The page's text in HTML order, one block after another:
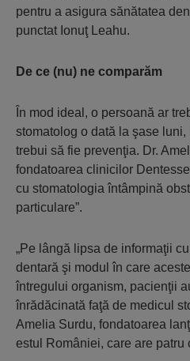
pentru a asigura sănătatea
punctat Ionuţ Leahu.
De ce (nu) ne comparăm
În mod ideal, o persoană ar
stomatolog o dată la şase
trebui să fie prevenţia. Dr.
fondatoarea clinicilor
cu stomatologia întâmpină
particulare”.
„Pe lângă lipsa de informaţii
dentară şi modul în care
întregului organism, pacienţii
înrădăcinată faţă de medicul
Amelia Surdu, fondatoarea
estul României, care are patru